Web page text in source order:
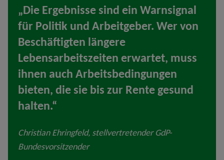
„Die Ergebnisse sind ein Warnsignal
für Politik und Arbeitgeber. Wer von
Beschäftigten längere
Lebensarbeitszeiten erwartet, muss
ihnen auch Arbeitsbedingungen
bieten, die sie bis zur Rente gesund
halten.“
Christian Ehringfeld, stellvertretender GdP-
Bundesvorsitzender